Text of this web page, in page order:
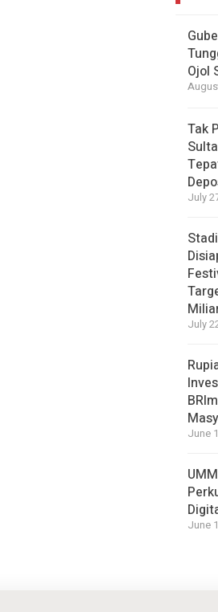
Ojol
Tak
July
July
June
June